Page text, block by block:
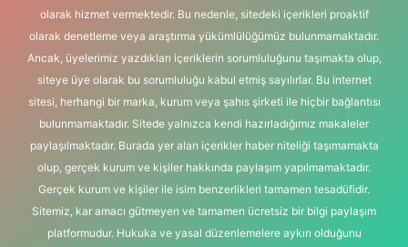
olarak hizmet vermektedir. Bu nedenle, sitedeki içerikleri proaktif
olarak denetleme veya araştırma yükümlülüğümüz bulunmamaktadır.
Ancak, üyelerimiz yazdıkları içeriklerin sorumluluğunu taşımakta olup,
siteye üye olarak bu sorumluluğu kabul etmiş sayılırlar. Bu internet
sitesi, herhangi bir marka, kurum veya şahıs şirketi ile hiçbir bağlantısı
bulunmamaktadır. Sitede yalnızca kendi hazırladığımız makaleler
paylaşılmaktadır. Burada yer alan içerikler haber niteliği taşımamakta
olup, gerçek kurum ve kişiler hakkında paylaşım yapılmamaktadır.
Gerçek kurum ve kişiler ile isim benzerlikleri tamamen tesadüfidir.
Sitemiz, kar amacı gütmeyen ve tamamen ücretsiz bir bilgi paylaşım
platformudur. Hukuka ve yasal düzenlemelere aykırı olduğunu